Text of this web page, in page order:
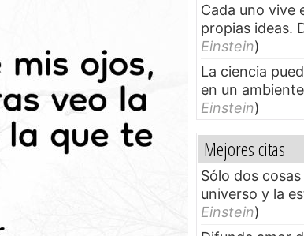
Cada uno vive
propias ideas.
Einstein)
La ciencia
en un
Einstein)
Mejores citas
Sólo dos
universo y la
Einstein)